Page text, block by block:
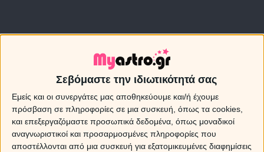
Σεβόμαστε την ιδιωτικότητά σας
Εμείς και οι συνεργάτες μας αποθηκεύουμε και/ή έχουμε
πρόσβαση σε πληροφορίες σε μια συσκευή, όπως τα cookies,
και επεξεργαζόμαστε προσωπικά δεδομένα, όπως μοναδικοί
αναγνωριστικοί και προσαρμοσμένες πληροφορίες που
αποστέλλονται από μια συσκευή για εξατομικευμένες διαφημίσεις